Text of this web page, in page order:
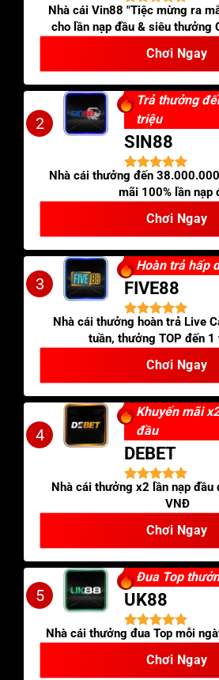
Nhà cái Vin88 "Tiệc mừng ra
cho lần nạp đầu & siêu thưởng
Chơi Ngay
2
Trả thưởng
triệu
SIN88
Nhà cái thưởng đến
mãi 100% lần nạp
Chơi Ngay
3
Hoàn trả hấp
FIVE88
Nhà cái thưởng hoàn trả Live
tuần, thưởng TOP đến
Chơi Ngay
4
Khuyến mãi
đầu
DEBET
Nhà cái thưởng x2 lần nạp
VNĐ
Chơi Ngay
5
Đua Top
UK88
Nhà cái thưởng đua Top mỗi
Chơi Ngay